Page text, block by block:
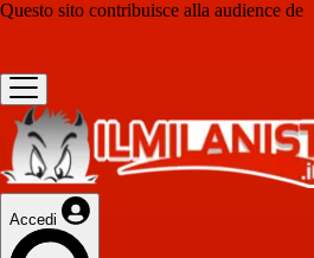
Questo sito contribuisce alla audience de
Accedi